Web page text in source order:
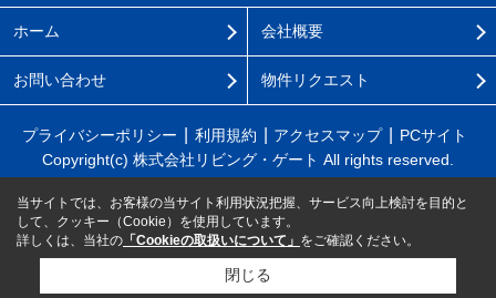
ホーム 会社概要
お問い合わせ 物件リクエスト
プライバシーポリシー 利用規約 アクセスマップ
PCサイト
Copyright(c) 株式会社リビング・ゲート All rights reserved.
当サイトでは、お客様の当サイト利用状況把握、サービス向上検討を目的と
して、クッキー（Cookie）を使用しています。
詳しくは、当社の 「Cookieの取扱いについて」 をご確認ください。
閉じる